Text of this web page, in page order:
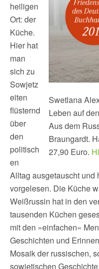
Swetlana
Leben auf
Aus dem
Braungardt.
27,90 Euro.
heiligen
Ort: der
Küche.
Hier hat
man
sich zu
Sowjetz
eiten
flüsternd
über
den
politisch
en
Alltag ausgetauscht und
vorgelesen. Die Küche
Weißrussin hat in den
tausenden Küchen
mit den »einfachen«
Geschichten und
Mosaik der russischen,
sowjetischen